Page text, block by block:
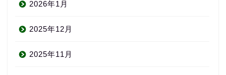
2026年1月
2025年12月
2025年11月